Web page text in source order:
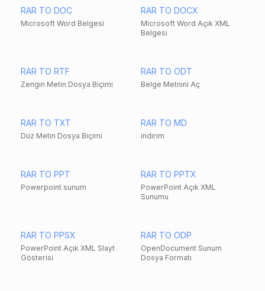
RAR TO DOC
Microsoft Word Belgesi
RAR TO DOCX
Microsoft Word Açık XML
Belgesi
RAR TO RTF
Zengin Metin Dosya Biçimi
RAR TO ODT
Belge Metnini Aç
RAR TO TXT
Düz Metin Dosya Biçimi
RAR TO MD
indirim
RAR TO PPT
Powerpoint sunum
RAR TO PPTX
PowerPoint Açık XML
Sunumu
RAR TO PPSX
PowerPoint Açık XML Slayt
Gösterisi
RAR TO ODP
OpenDocument Sunum
Dosya Formatı